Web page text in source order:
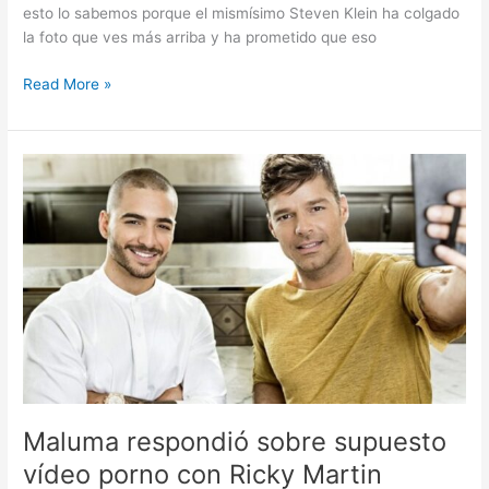
esto lo sabemos porque el mismísimo Steven Klein ha colgado
la foto que ves más arriba y ha prometido que eso
Read More »
Maluma respondió sobre supuesto
vídeo porno con Ricky Martin
Maluma
respondió
sobre
porno
con
Ricky
Martin